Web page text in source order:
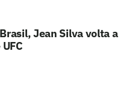
Jean Silva volta a